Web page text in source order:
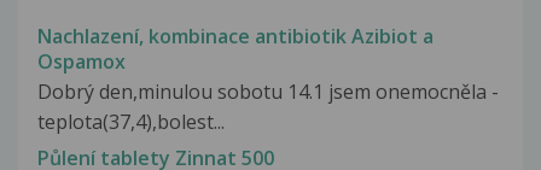
Nachlazení, kombinace antibiotik Azibiot a
Ospamox
Dobrý den,minulou sobotu 14.1 jsem onemocněla -
teplota(37,4),bolest...
Půlení tablety Zinnat 500